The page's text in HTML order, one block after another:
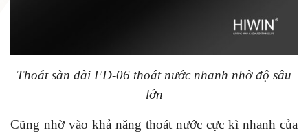
Thoát sàn dài FD-06 thoát nước nhanh nhờ độ sâu
lớn
Cũng nhờ vào khả năng thoát nước cực kì nhanh của